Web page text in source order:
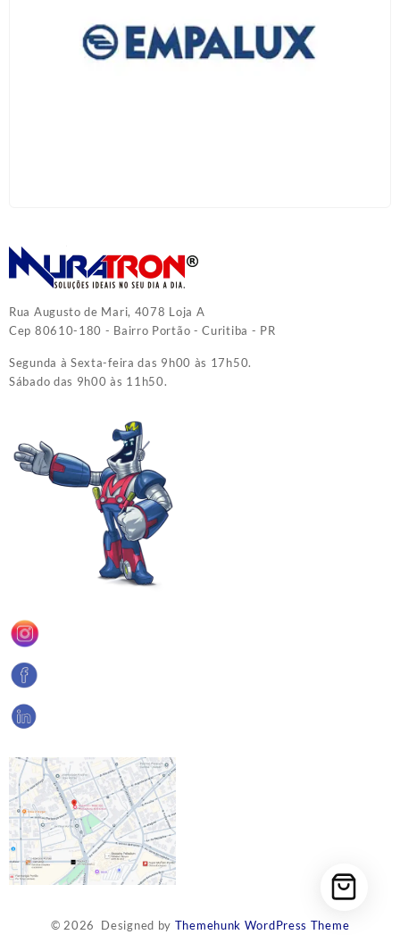
Rua Augusto de Mari, 4078 Loja A
Cep 80610-180 - Bairro Portão - Curitiba - PR
Segunda à Sexta-feira das 9h00 às 17h50.
Sábado das 9h00 às 11h50.
© 2026 Designed by Themehunk WordPress Theme